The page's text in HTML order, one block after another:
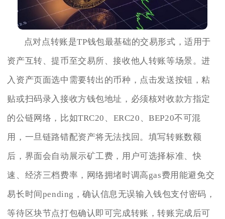
点对点转账是TP钱包最基础的交易形式，适用于
资产互转、提币至交易所、接收他人转账等场景。进
入资产页面选中需要转出的币种，点击发送按钮，粘
贴或扫码录入接收方钱包地址，必须核对收款方指定
的公链网络，比如TRC20、ERC20、BEP20不可混
用，一旦链路错配资产将无法找回。填写转账数额
后，界面会自动展示矿工费，用户可选择标准、快
速、经济三档费率，网络拥堵时调高gas费用能避免交
易长时间pending，确认信息无误输入钱包支付密码，
等待区块节点打包确认即可完成转账，转账完成后可